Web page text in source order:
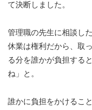
て決断しました。
管理職の先生に相談し
休業は権利だから、取
る分を誰かが負担する
ね」と。
誰かに負担をかけるこ